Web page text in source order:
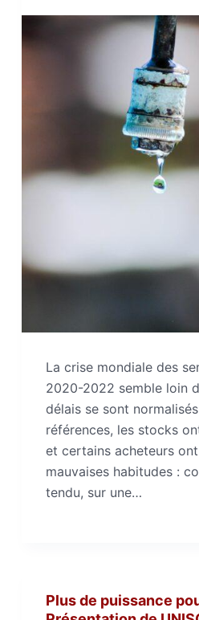
La crise mondiale des
2020-2022 semble loin
délais se sont
références, les stocks
et certains acheteurs
mauvaises habitudes :
tendu, sur une…
Plus de puissance